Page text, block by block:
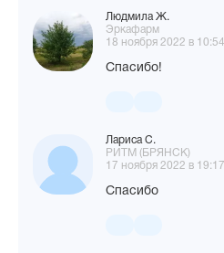
Людмила Ж.
Эркафарм
18 ноября 2022 в 10:54
Спасибо!
Лариса С.
РИТМ (БРЯНСК)
17 ноября 2022 в 19:17
Спасибо